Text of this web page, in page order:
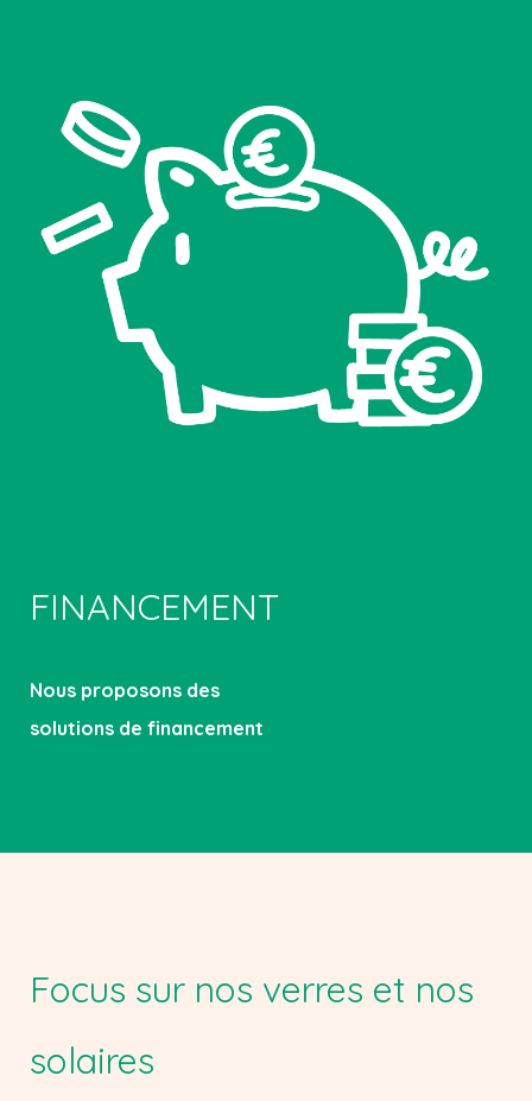
FINANCEMENT
Nous proposons des
solutions de financement
Focus sur nos verres et nos
solaires